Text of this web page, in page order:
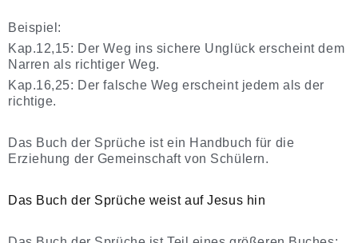
Beispiel:
Kap.12,15: Der Weg ins sichere Unglück erscheint dem
Narren als richtiger Weg.
Kap.16,25: Der falsche Weg erscheint jedem als der
richtige.
Das Buch der Sprüche ist ein Handbuch für die
Erziehung der Gemeinschaft von Schülern.
Das Buch der Sprüche weist auf Jesus hin